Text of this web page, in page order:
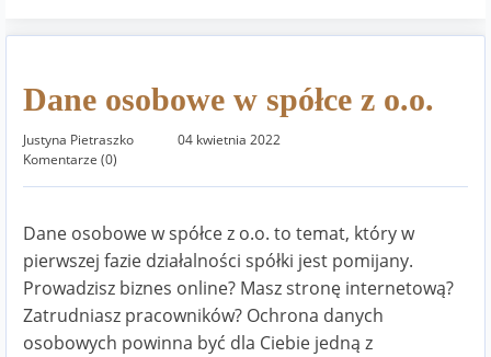
Dane osobowe w spółce z o.o.
Justyna Pietraszko
04 kwietnia 2022
Komentarze (0)
Dane osobowe w spółce z o.o. to temat, który w
pierwszej fazie działalności spółki jest pomijany.
Prowadzisz biznes online? Masz stronę internetową?
Zatrudniasz pracowników? Ochrona danych
osobowych powinna być dla Ciebie jedną z